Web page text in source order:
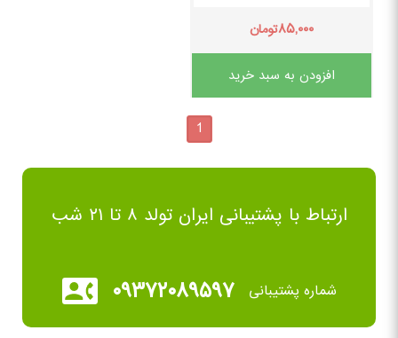
۸۵,۰۰۰تومان
افزودن به سبد خرید
1
ارتباط با پشتیبانی ایران تولد ۸ تا ۲۱ شب
شماره پشتیبانی ۰۹۳۷۲۰۸۹۵۹۷